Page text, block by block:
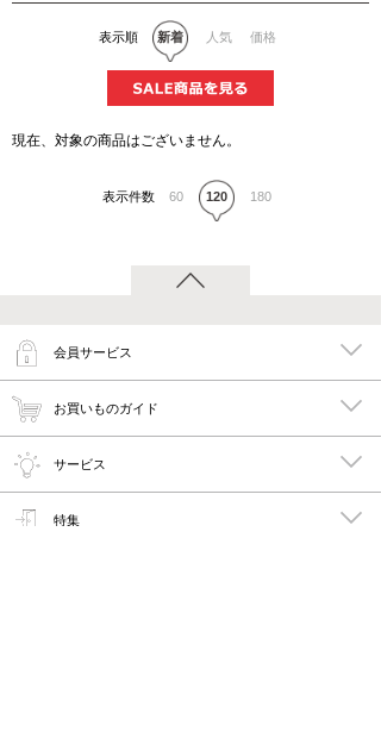
表示順 新着 人気 価格
現在、対象の商品はございません。
表示件数 60 120 180
会員サービス
お買いものガイド
サービス
特集